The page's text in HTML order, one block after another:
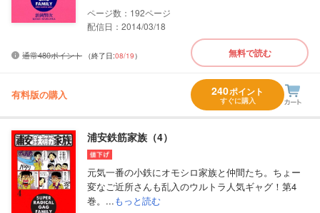
192
配信日：2014/03/18
通常480ポイント （終了日:08/19） 無料で読む
有料版の購入 240ポイント
すぐに購入
浦安鉄筋家族（4）
元気一番の小鉄にオモシロ家族と仲間たち。ちょー
変なご近所さんも乱入のウルトラ人気ギャグ！第4
巻。...もっと読む